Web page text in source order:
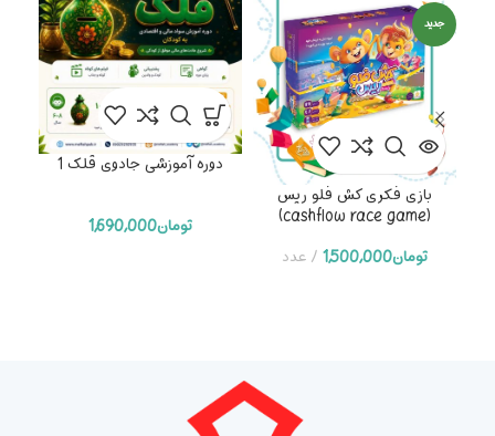
جدید
بازی فکری کش فلو ریس
(cashflow race game)
تومان1,500,000 عدد
دوره آموزشی جادوی قلک 1
تومان1,690,000